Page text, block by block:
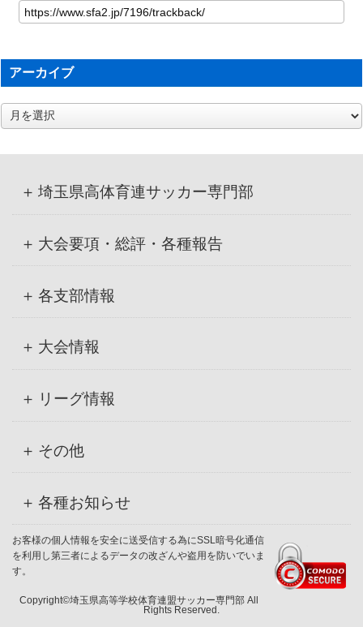
アーカイブ
ア
ー
埼玉県高体育連サッカー専門部
大会要項・総評・各種報告
各支部情報
大会情報
リーグ情報
その他
各種お知らせ
お客様の個人情報を安全に送受信する為にSSL暗号化通信
を利用し第三者によるデータの改ざんや盗用を防いでいま
す。
Copyright©埼玉県高等学校体育連盟サッカー専門部 All
Rights Reserved.